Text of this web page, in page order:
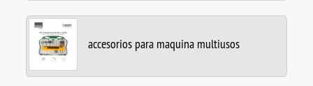
accesorios para maquina multiusos